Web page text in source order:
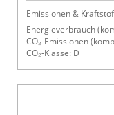
Emissionen &
Energieverbrauch
CO₂-Emissionen
CO₂-Klasse: D